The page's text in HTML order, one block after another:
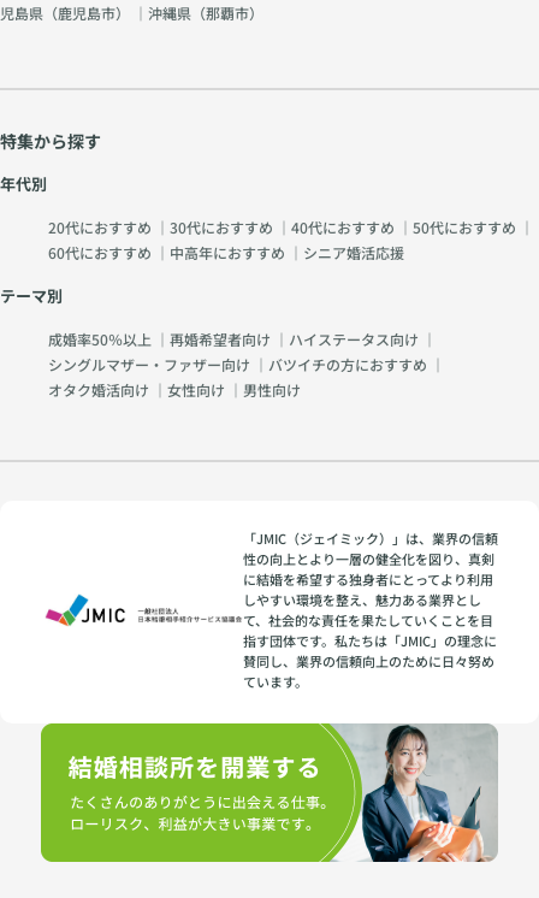
児島県（鹿児島市） ｜沖縄県（那覇市）
特集から探す
年代別
20代におすすめ ｜ 30代におすすめ ｜ 40代におすすめ ｜ 50代におすすめ ｜
60代におすすめ ｜ 中高年におすすめ ｜ シニア婚活応援
テーマ別
成婚率50％以上 ｜ 再婚希望者向け ｜ ハイステータス向け ｜
シングルマザー・ファザー向け ｜ バツイチの方におすすめ ｜
オタク婚活向け ｜ 女性向け ｜ 男性向け
「JMIC（ジェイミック）」は、業界の信頼
性の向上とより一層の健全化を図り、真剣
に結婚を希望する独身者にとってより利用
しやすい環境を整え、魅力ある業界とし
て、社会的な責任を果たしていくことを目
指す団体です。私たちは「JMIC」の理念に
賛同し、業界の信頼向上のために日々努め
ています。